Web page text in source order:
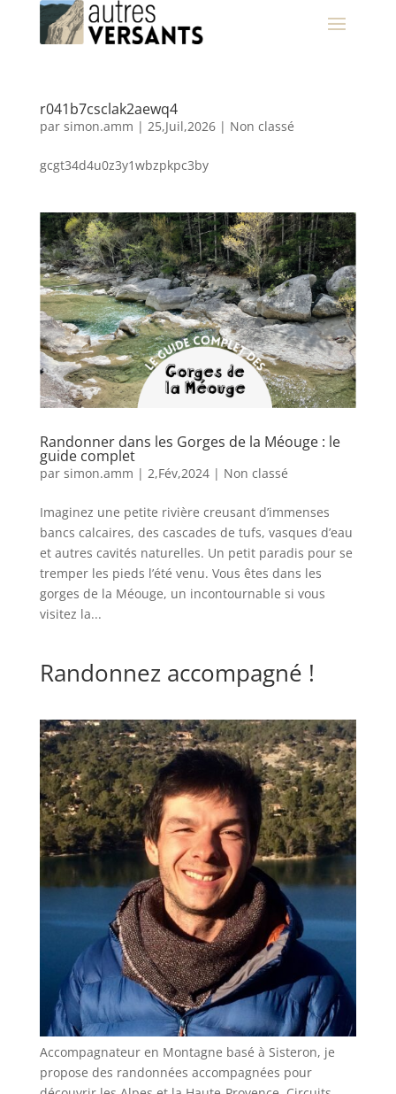
r041b7csclak2aewq4
par simon.amm | 25,Juil,2026| Non classé
gcgt34d4u0z3y1wbzpkpc3by
Randonner dans les Gorges de la Méouge : le
guide complet
par simon.amm | 2,Fév,2024| Non classé
Imaginez une petite rivière creusant d’immenses
bancs calcaires, des cascades de tufs, vasques d’eau
et autres cavités naturelles. Un petit paradis pour se
tremper les pieds l’été venu. Vous êtes dans les
gorges de la Méouge, un incontournable si vous
visitez la...
Randonnez accompagné !
Accompagnateur en Montagne basé à Sisteron, je
propose des randonnées accompagnées pour